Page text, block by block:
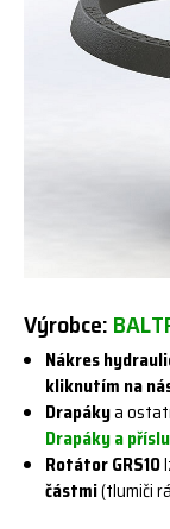
Výrobce:
Nákres
kliknutím na
Drapákya
Drapáky a
Rotátor GRS10
částmi(tlumiči